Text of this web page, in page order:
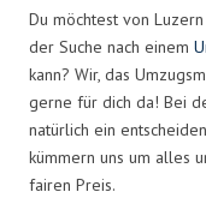
Du möchtest von
der Suche nach einem
kann? Wir, das
gerne für dich da! Bei
natürlich ein
kümmern uns um alles
fairen Preis.